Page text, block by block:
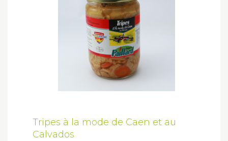
Tripes à la mode de Caen et au
Calvados